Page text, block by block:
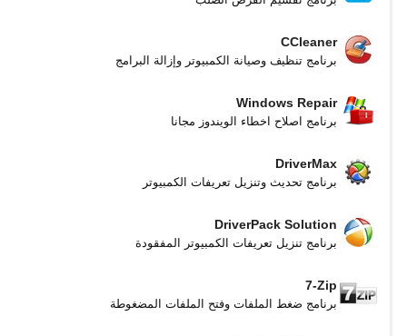
CCleaner
برنامج تنظيف وصيانة الكمبيوتر وإزالة البرامج
Windows Repair
برنامج اصلاح اخطاء الويندوز مجانا
DriverMax
برنامج تحديث وتنزيل تعريفات الكمبيوتر
DriverPack Solution
برنامج تنزيل تعريفات الكمبيوتر المفقودة
7-Zip
برنامج ضغط الملفات وفتح الملفات المضغوطة